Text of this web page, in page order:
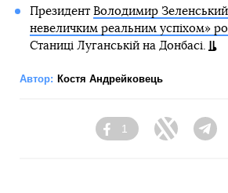
Президент Володимир
невеличким реальним успіхом»
Станиці Луганській на Донбасі.
Автор: Костя Андрейковець
Facebook
1
Twitter